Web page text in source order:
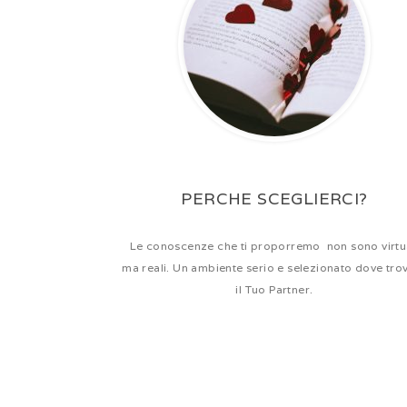
PERCHE SCEGLIERCI?
Le conoscenze che ti proporremo non sono
ma reali. Un ambiente serio e selezionato dove
il Tuo Partner.